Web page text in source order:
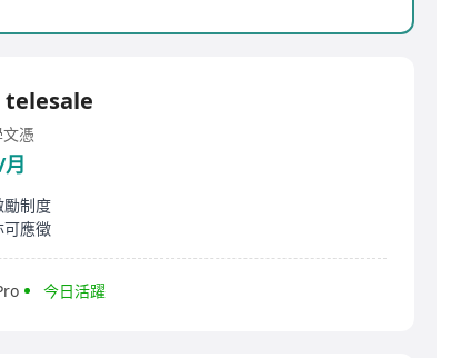
telesale
憑
勵制度
可應徵
今日活躍